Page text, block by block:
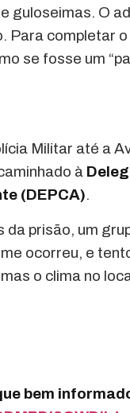
guloseimas. O
Para completar o
se fosse um
Militar até a
à
(DEPCA).
prisão, um
ocorreu, e
o clima no
bem